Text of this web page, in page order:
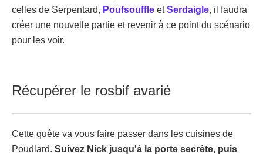
celles de Serpentard, Poufsouffle etSerdaigle, il faudra
créer une nouvelle partie et revenir à ce point du scénario
pour les voir.
Récupérer le rosbif avarié
Cette quête va vous faire passer dans les cuisines de
Poudlard. Suivez Nick jusqu'à la porte secrète, puis